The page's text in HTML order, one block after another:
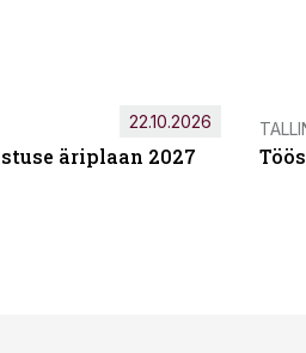
äriplaan 2027
22.10.2026